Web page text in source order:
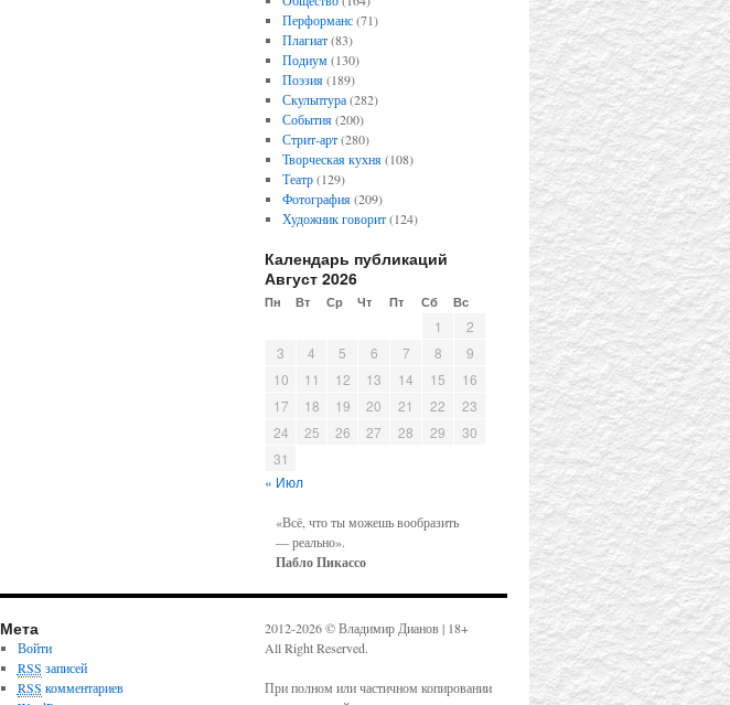
Перформанс(71)
Плагиат(83)
Подиум(130)
Поэзия(189)
Скульптура(282)
События(200)
Стрит-арт(280)
Творческая кухня(108)
Театр(129)
Фотография(209)
Художник говорит(124)
Календарь публикаций
Август 2026
Пн Вт Ср Чт Пт Сб Вс
« Июл
1
2
3
4 5 6 7 8
9
10
11 12 13 14 15
16
17
18 19 20 21 22
23
24
25 26 27 28 29
30
31
«Всё, что ты можешь вообразить
— реально».
Пабло Пикассо
Мета
Войти
RSS записей
RSS комментариев
2012-2026 © Владимир Дианов | 18+
All Right Reserved.
При полном или частичном копировании